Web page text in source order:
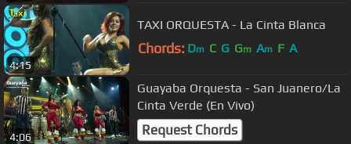
4:15
TAXI ORQUESTA - La Cinta Blanca
Chords: Dm C G Gm Am F A
4:06
Guayaba Orquesta - San Juanero/La
Cinta Verde (En Vivo)
Request Chords